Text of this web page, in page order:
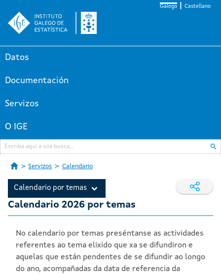
Galego Castellano
Datos
Documentación
Servizos
O IGE
Servizos Calendario
Calendario por temas
Calendario 2026 por temas
No calendario por temas preséntanse as actividades
referentes ao tema elixido que xa se difundiron e
aquelas que están pendentes de se difundir ao longo
do ano, acompañadas da data de referencia da